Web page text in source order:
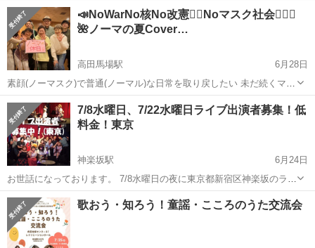
📣NoWarNo核No改憲✊🏻Noマスク社会🙅🏻‍♀️
🌺ノーマの夏Cover…
高田馬場駅
6月28日
素顔(ノーマスク)で普通(ノーマル)な日常を取り戻したい 未だ続くマス
ク接客 医療･介護のマスク強要や面会制限に苦しむ人を無くしたい
🙏🏻 話の通じないパラレルワールドで､すっかり疲れてしまい 生きて
ることさえ嫌だと泣...
東京 新宿区 高田馬場駅 コンサート/ショー
オープンマイク
7/8水曜日、7/22水曜日ライブ出演者募集！低
料金！東京
神楽坂駅
6月24日
お世話になっております。 7/8水曜日の夜に東京都新宿区神楽坂のライ
ブハウスにてライブを開催いたします。 只今、出演者を募集しており
ます。 和気あいあいあといつも楽しくライブをやっております。 ...
東京 新宿区 神楽坂駅 コンサート/ショー ライブ
歌おう・知ろう！童謡・こころのうた交流会